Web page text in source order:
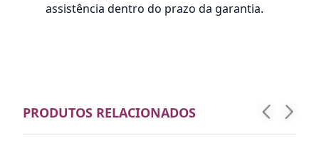
assistência dentro do prazo da garantia.
PRODUTOS RELACIONADOS